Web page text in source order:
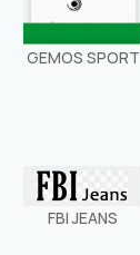
GEMOS SPORT
FBI JEANS